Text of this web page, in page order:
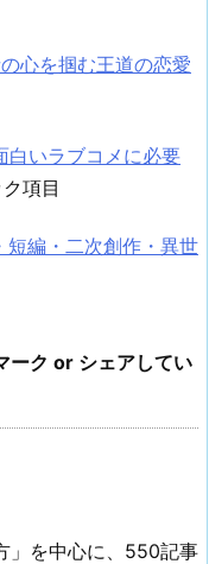
心を掴む王道の恋愛
白いラブコメに必要
項目
短編・二次創作・異世
ーク or シェアしてい
」を中心に、550記事